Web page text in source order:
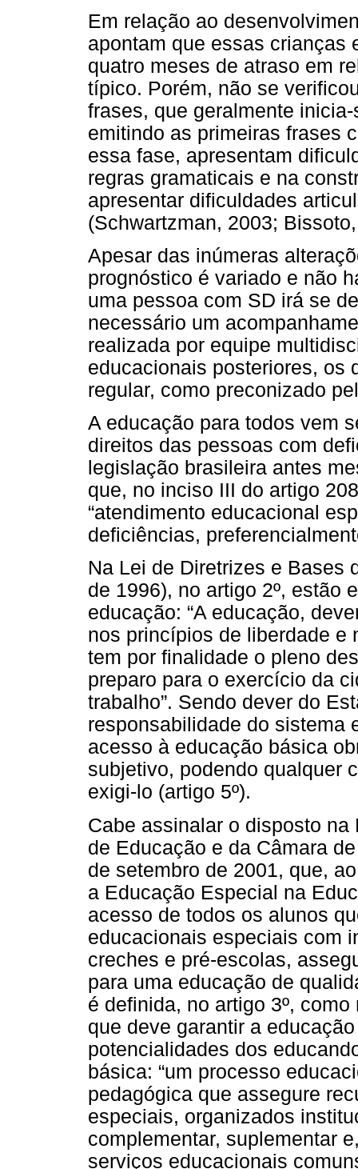
Em relação ao
apontam que essas crianças
quatro meses de atraso em
típico. Porém, não se
frases, que geralmente
emitindo as primeiras frases
essa fase, apresentam
regras gramaticais e na
apresentar dificuldades
(Schwartzman, 2003;
Apesar das inúmeras
prognóstico é variado e não
uma pessoa com SD irá se
necessário um
realizada por equipe
educacionais posteriores, os
regular, como preconizado
A educação para todos vem
direitos das pessoas com
legislação brasileira antes
que, no inciso III do artigo
“atendimento educacional
deficiências,
Na Lei de Diretrizes e Bases
de 1996), no artigo 2º, estão
educação: “A educação,
nos princípios de liberdade e
tem por finalidade o pleno
preparo para o exercício da
trabalho”. Sendo dever do
responsabilidade do sistema
acesso à educação básica
subjetivo, podendo qualquer
exigi-lo (artigo 5º).
Cabe assinalar o disposto
de Educação e da Câmara
de setembro de 2001, que,
a Educação Especial na
acesso de todos os alunos
educacionais especiais com
creches e pré-escolas,
para uma educação de
é definida, no artigo 3º,
que deve garantir a
potencialidades dos
básica: “um processo
pedagógica que assegure
especiais, organizados
complementar, suplementar
serviços educacionais